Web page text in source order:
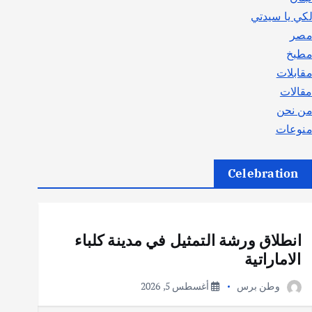
لكي يا سيدتي
مصر
مطبخ
مقابلات
مقالات
من نحن
منوعات
Celebration
انطلاق ورشة التمثيل في مدينة كلباء
الاماراتية
وطن برس أغسطس 5, 2026